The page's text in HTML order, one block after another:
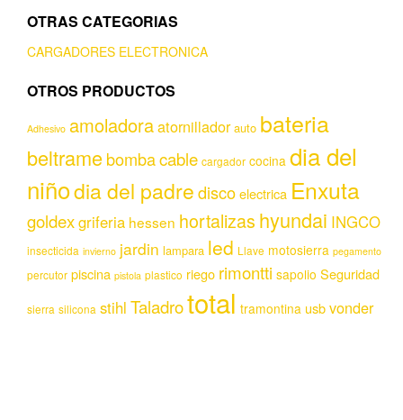
OTRAS CATEGORIAS
CARGADORES ELECTRONICA
OTROS PRODUCTOS
Adhesivo amoladoraatornillador auto bateria
beltramebombacable cargador cocina dia del
niñodia del padrediscoelectrica Enxuta
goldexgriferia hessen hortalizas hyundai INGCO
insecticida invierno jardin lampara led Llave motosierra pegamento
percutor piscina pistola plastico riego rimontti sapolio Seguridad
sierra silicona stihl Taladrototal tramontina usbvonder